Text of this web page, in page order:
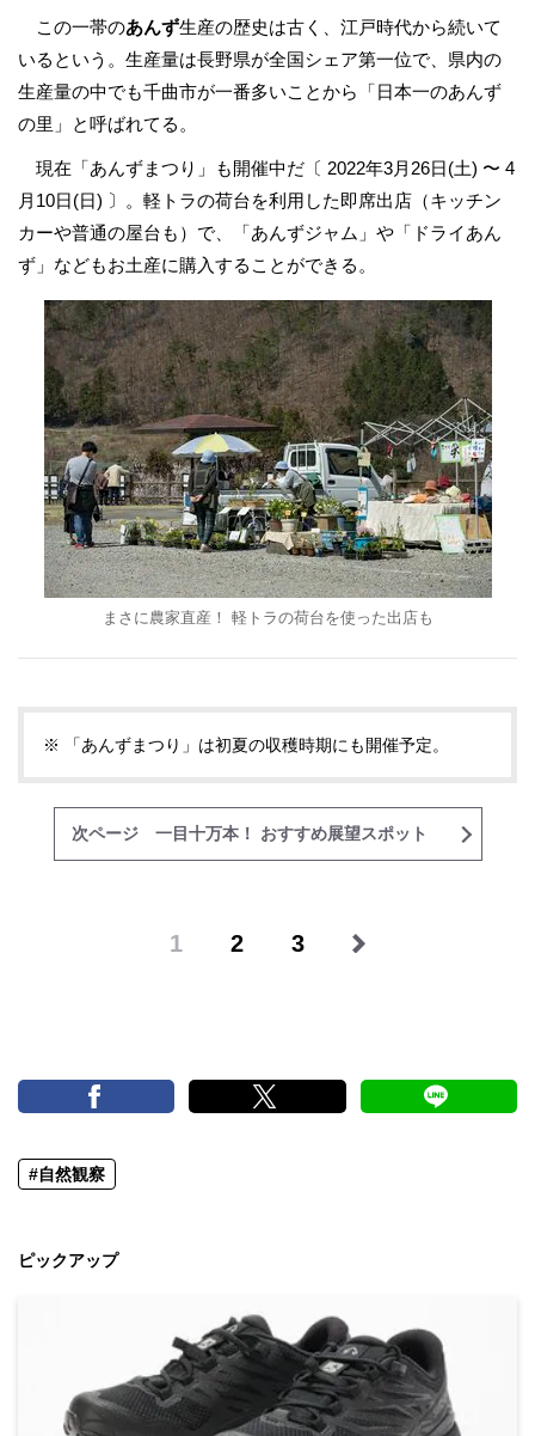
この一帯のあんず生産の歴史は古く、江戸時代から続いて
いるという。生産量は長野県が全国シェア第一位で、県内の
生産量の中でも千曲市が一番多いことから「日本一のあんず
の里」と呼ばれてる。
現在「あんずまつり」も開催中だ〔 2022年3月26日(土) 〜 4
月10日(日) 〕。軽トラの荷台を利用した即席出店（キッチン
カーや普通の屋台も）で、「あんずジャム」や「ドライあん
ず」などもお土産に購入することができる。
まさに農家直産！ 軽トラの荷台を使った出店も
※ 「あんずまつり」は初夏の収穫時期にも開催予定。
次ページ 一目十万本！ おすすめ展望スポット
1 2 3
#自然観察
ピックアップ